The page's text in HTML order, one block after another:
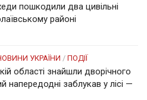
пошкодили два цивільні
районі
УКРАЇНИ / ПОДІЇ
області знайшли дворічного
напередодні заблукав у лісі —